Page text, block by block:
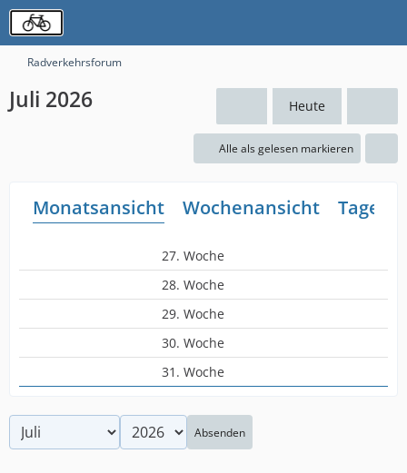
Radverkehrsforum
Juli 2026 Heute
Alle als gelesen markieren
Monatsansicht Wochenansicht
27. Woche
28. Woche
29. Woche
30. Woche
31. Woche
Absenden